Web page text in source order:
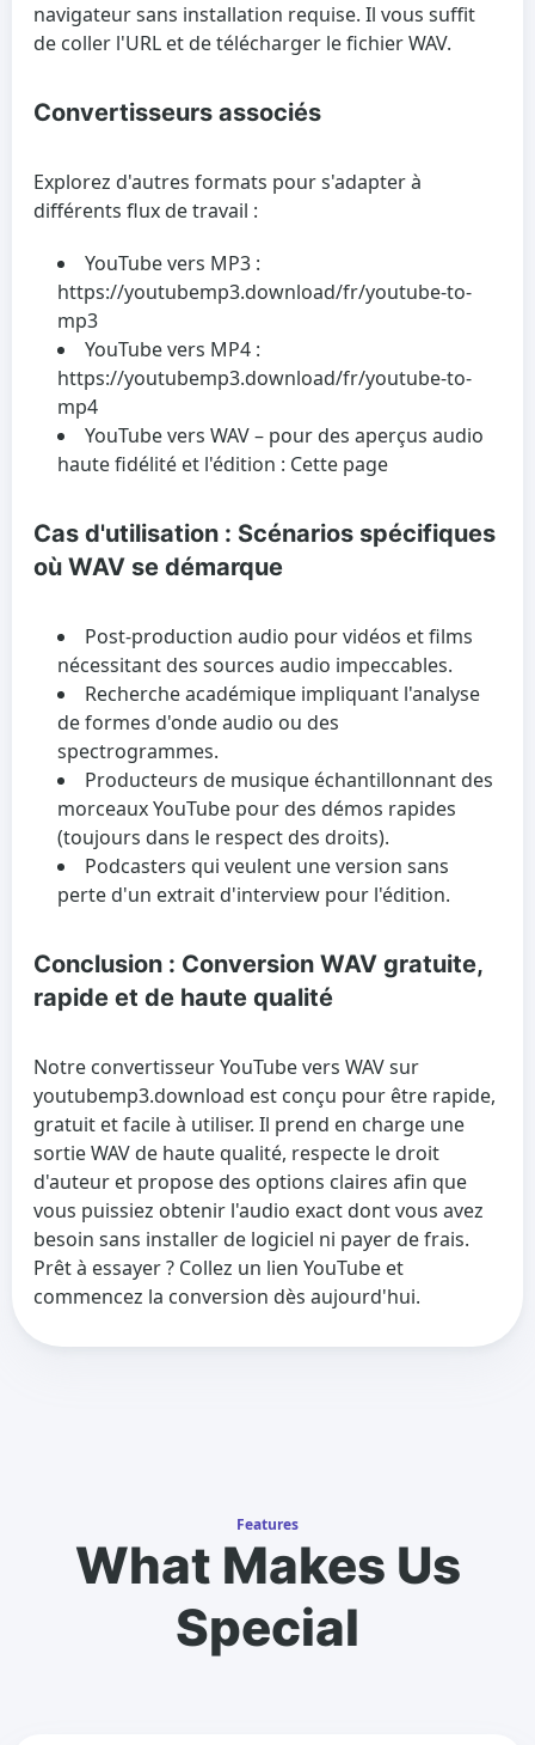
navigateur sans installation requise. Il vous suffit
de coller l'URL et de télécharger le fichier WAV.
Convertisseurs associés
Explorez d'autres formats pour s'adapter à
différents flux de travail :
YouTube vers MP3 :
https://youtubemp3.download/fr/youtube-to-
mp3
YouTube vers MP4 :
https://youtubemp3.download/fr/youtube-to-
mp4
YouTube vers WAV – pour des aperçus audio
haute fidélité et l'édition : Cette page
Cas d'utilisation : Scénarios spécifiques
où WAV se démarque
Post-production audio pour vidéos et films
nécessitant des sources audio impeccables.
Recherche académique impliquant l'analyse
de formes d'onde audio ou des
spectrogrammes.
Producteurs de musique échantillonnant des
morceaux YouTube pour des démos rapides
(toujours dans le respect des droits).
Podcasters qui veulent une version sans
perte d'un extrait d'interview pour l'édition.
Conclusion : Conversion WAV gratuite,
rapide et de haute qualité
Notre convertisseur YouTube vers WAV sur
youtubemp3.download est conçu pour être rapide,
gratuit et facile à utiliser. Il prend en charge une
sortie WAV de haute qualité, respecte le droit
d'auteur et propose des options claires afin que
vous puissiez obtenir l'audio exact dont vous avez
besoin sans installer de logiciel ni payer de frais.
Prêt à essayer ? Collez un lien YouTube et
commencez la conversion dès aujourd'hui.
Features
What Makes Us
Special